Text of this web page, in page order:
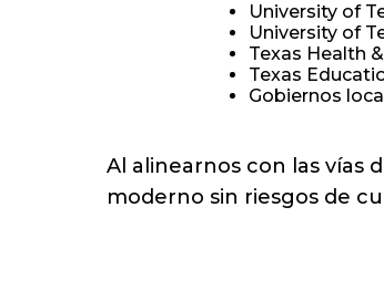
University of
University of
Texas Health
Texas
Gobiernos
Al alinearnos con las vías
moderno sin riesgos de